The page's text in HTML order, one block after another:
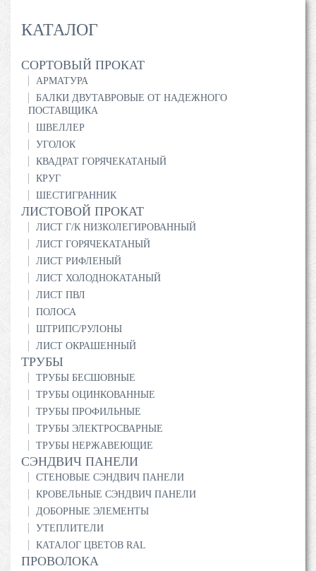
КАТАЛОГ
СОРТОВЫЙ ПРОКАТ
АРМАТУРА
БАЛКИ ДВУТАВРОВЫЕ ОТ НАДЕЖНОГО
ПОСТАВЩИКА
ШВЕЛЛЕР
УГОЛОК
КВАДРАТ ГОРЯЧЕКАТАНЫЙ
КРУГ
ШЕСТИГРАННИК
ЛИСТОВОЙ ПРОКАТ
ЛИСТ Г/К НИЗКОЛЕГИРОВАННЫЙ
ЛИСТ ГОРЯЧЕКАТАНЫЙ
ЛИСТ РИФЛЕНЫЙ
ЛИСТ ХОЛОДНОКАТАНЫЙ
ЛИСТ ПВЛ
ПОЛОСА
ШТРИПС/РУЛОНЫ
ЛИСТ ОКРАШЕННЫЙ
ТРУБЫ
ТРУБЫ БЕСШОВНЫЕ
ТРУБЫ ОЦИНКОВАННЫЕ
ТРУБЫ ПРОФИЛЬНЫЕ
ТРУБЫ ЭЛЕКТРОСВАРНЫЕ
ТРУБЫ НЕРЖАВЕЮЩИЕ
СЭНДВИЧ ПАНЕЛИ
СТЕНОВЫЕ СЭНДВИЧ ПАНЕЛИ
КРОВЕЛЬНЫЕ СЭНДВИЧ ПАНЕЛИ
ДОБОРНЫЕ ЭЛЕМЕНТЫ
УТЕПЛИТЕЛИ
КАТАЛОГ ЦВЕТОВ RAL
ПРОВОЛОКА